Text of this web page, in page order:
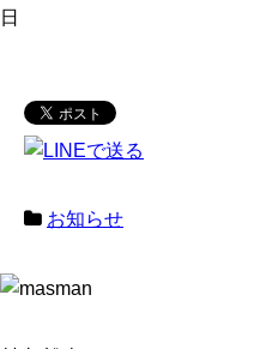
日
お知らせ